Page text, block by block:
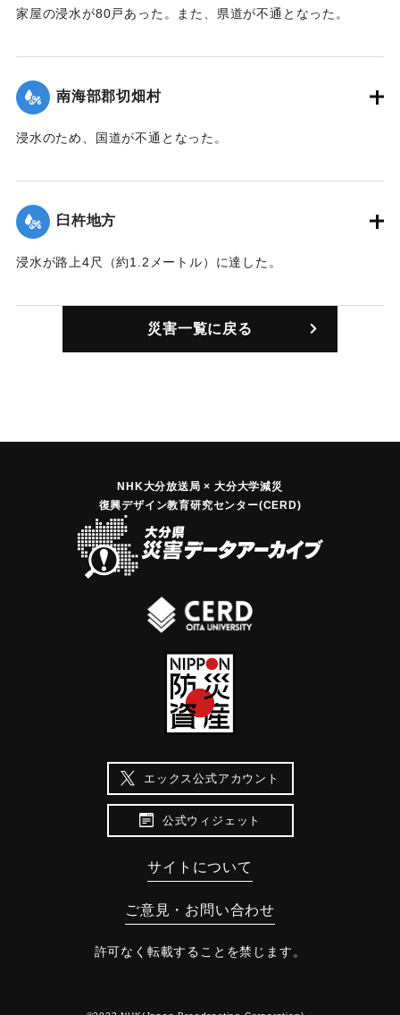
家屋の浸水が80戸あった。また、県道が不通となった。
｜固有コード:00362004
南海部郡切畑村
浸水のため、国道が不通となった。
｜固有コード:00362005
臼杵地方
浸水が路上4尺（約1.2メートル）に達した。
｜固有コード:00362001
災害一覧に戻る
NHK大分放送局 × 大分大学減災
復興デザイン教育研究センター(CERD)
エックス公式アカウント
公式ウィジェット
サイトについて
ご意見・お問い合わせ
許可なく転載することを禁じます。